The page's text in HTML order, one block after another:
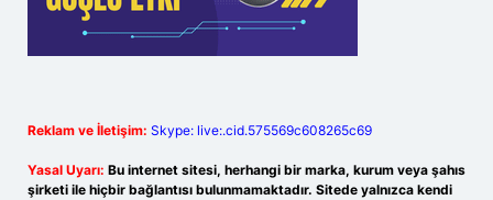
Reklam ve İletişim: Skype: live:.cid.575569c608265c69
Yasal Uyarı: Bu internet sitesi, herhangi bir marka, kurum veya şahıs
şirketi ile hiçbir bağlantısı bulunmamaktadır. Sitede yalnızca kendi